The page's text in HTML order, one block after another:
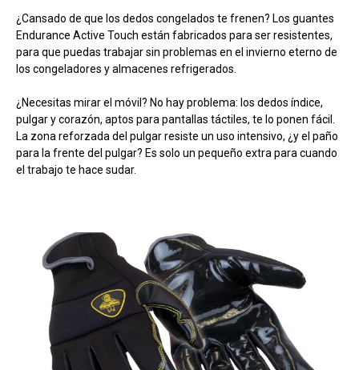
¿Cansado de que los dedos congelados te frenen? Los guantes
Endurance Active Touch están fabricados para ser resistentes,
para que puedas trabajar sin problemas en el invierno eterno de
los congeladores y almacenes refrigerados.
¿Necesitas mirar el móvil? No hay problema: los dedos índice,
pulgar y corazón, aptos para pantallas táctiles, te lo ponen fácil.
La zona reforzada del pulgar resiste un uso intensivo, ¿y el paño
para la frente del pulgar? Es solo un pequeño extra para cuando
el trabajo te hace sudar.